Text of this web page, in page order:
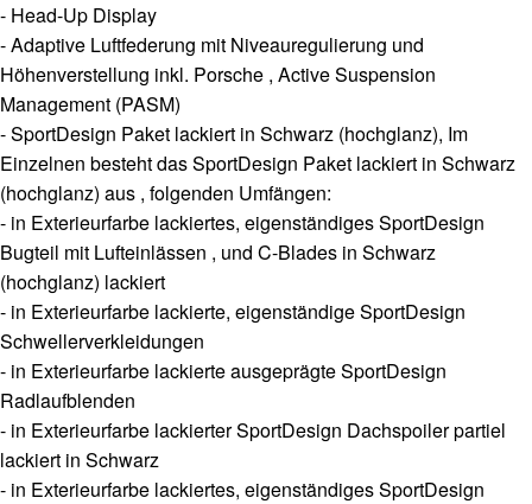
- Head-Up Display
- Adaptive Luftfederung mit Niveauregulierung und
Höhenverstellung inkl. Porsche , Active Suspension
Management (PASM)
- SportDesign Paket lackiert in Schwarz (hochglanz), Im
Einzelnen besteht das SportDesign Paket lackiert in Schwarz
(hochglanz) aus , folgenden Umfängen:
- in Exterieurfarbe lackiertes, eigenständiges SportDesign
Bugteil mit Lufteinlässen , und C-Blades in Schwarz
(hochglanz) lackiert
- in Exterieurfarbe lackierte, eigenständige SportDesign
Schwellerverkleidungen
- in Exterieurfarbe lackierte ausgeprägte SportDesign
Radlaufblenden
- in Exterieurfarbe lackierter SportDesign Dachspoiler partiel
lackiert in Schwarz
- in Exterieurfarbe lackiertes, eigenständiges SportDesign